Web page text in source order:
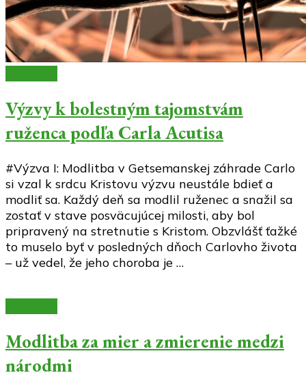
Výzvy k bolestným tajomstvám
ruženca podľa Carla Acutisa
#Výzva I: Modlitba v Getsemanskej záhrade Carlo
si vzal k srdcu Kristovu výzvu neustále bdieť a
modliť sa. Každý deň sa modlil ruženec a snažil sa
zostať v stave posväcujúcej milosti, aby bol
pripravený na stretnutie s Kristom. Obzvlášť ťažké
to muselo byť v posledných dňoch Carlovho života
– už vedel, že jeho choroba je …
Modlitba za mier a zmierenie medzi
národmi